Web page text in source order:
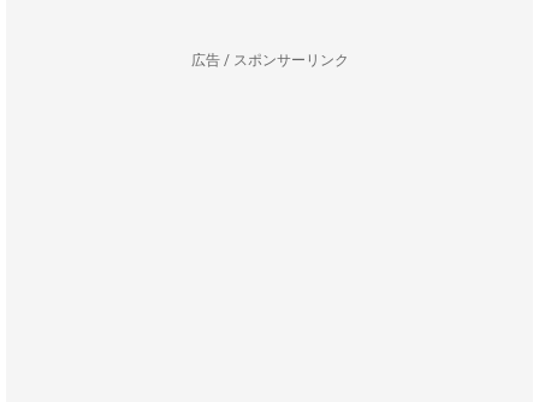
広告 / スポンサーリンク